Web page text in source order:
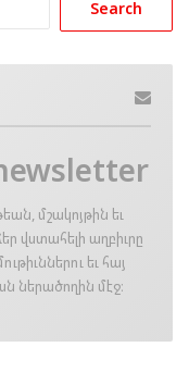
մշակոյթին եւ
վստահելի աղբիւրը
եւ հայ
ներածողին մէջ։